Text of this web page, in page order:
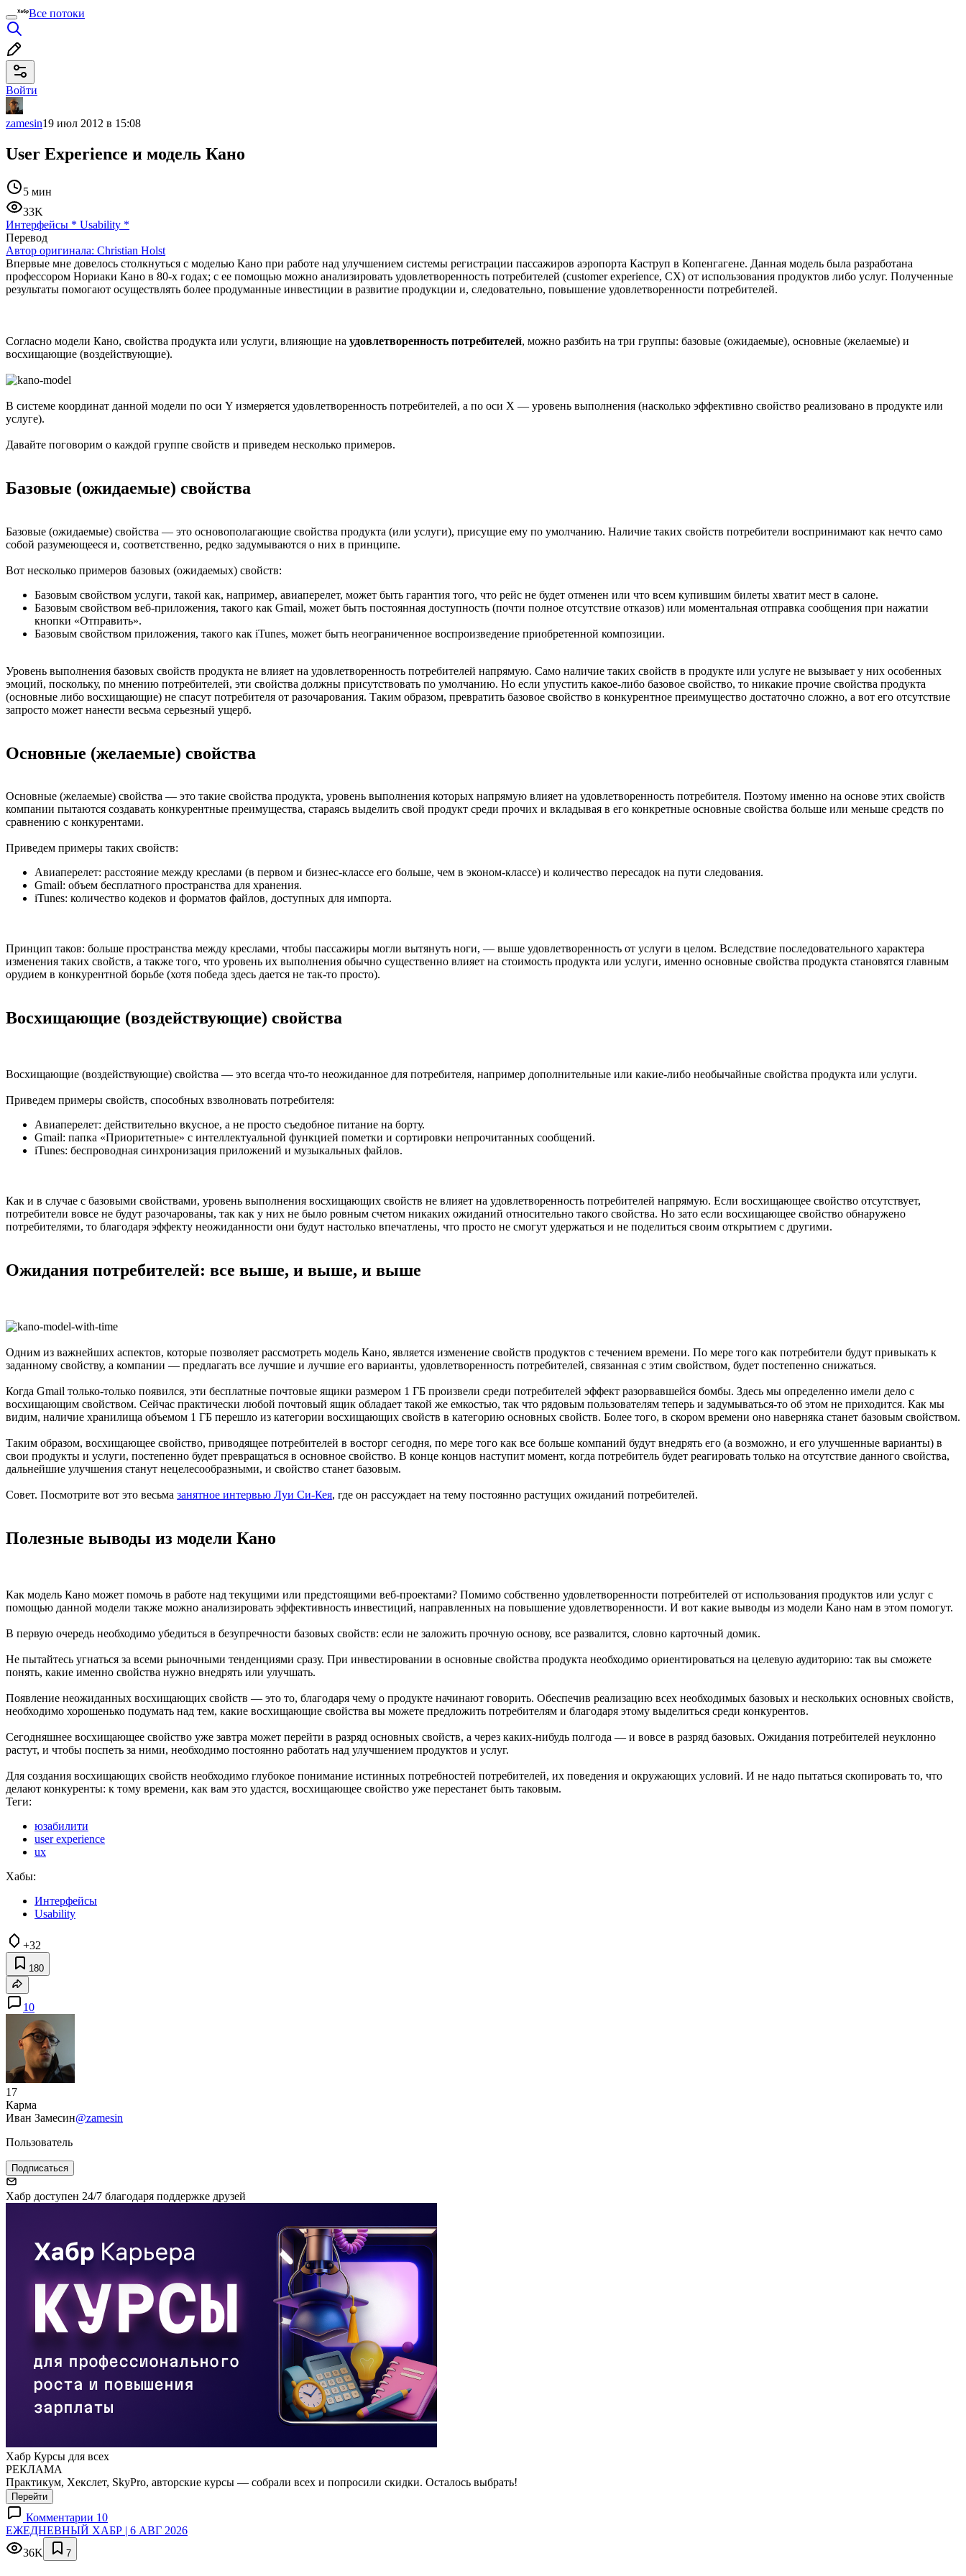
Все потоки
Войти
zamesin19 июл 2012 в 15:08
User Experience и модель Кано
5 мин
33K
Интерфейсы * Usability *
Перевод
Автор оригинала: Christian Holst
Впервые мне довелось столкнуться с моделью Кано при работе над улучшением системы регистрации пассажиров аэропорта Каструп в Копенгагене. Данная модель была разработана
профессором Нориаки Кано в 80-х годах; с ее помощью можно анализировать удовлетворенность потребителей (customer experience, CX) от использования продуктов либо услуг. Полученные
результаты помогают осуществлять более продуманные инвестиции в развитие продукции и, следовательно, повышение удовлетворенности потребителей.
Согласно модели Кано, свойства продукта или услуги, влияющие на удовлетворенность потребителей, можно разбить на три группы: базовые (ожидаемые), основные (желаемые) и
восхищающие (воздействующие).
В системе координат данной модели по оси Y измеряется удовлетворенность потребителей, а по оси Х — уровень выполнения (насколько эффективно свойство реализовано в продукте или
услуге).
Давайте поговорим о каждой группе свойств и приведем несколько примеров.
Базовые (ожидаемые) свойства
Базовые (ожидаемые) свойства — это основополагающие свойства продукта (или услуги), присущие ему по умолчанию. Наличие таких свойств потребители воспринимают как нечто само
собой разумеющееся и, соответственно, редко задумываются о них в принципе.
Вот несколько примеров базовых (ожидаемых) свойств:
Базовым свойством услуги, такой как, например, авиаперелет, может быть гарантия того, что рейс не будет отменен или что всем купившим билеты хватит мест в салоне.
Базовым свойством веб-приложения, такого как Gmail, может быть постоянная доступность (почти полное отсутствие отказов) или моментальная отправка сообщения при нажатии
кнопки «Отправить».
Базовым свойством приложения, такого как iTunes, может быть неограниченное воспроизведение приобретенной композиции.
Уровень выполнения базовых свойств продукта не влияет на удовлетворенность потребителей напрямую. Само наличие таких свойств в продукте или услуге не вызывает у них особенных
эмоций, поскольку, по мнению потребителей, эти свойства должны присутствовать по умолчанию. Но если упустить какое-либо базовое свойство, то никакие прочие свойства продукта
(основные либо восхищающие) не спасут потребителя от разочарования. Таким образом, превратить базовое свойство в конкурентное преимущество достаточно сложно, а вот его отсутствие
запросто может нанести весьма серьезный ущерб.
Основные (желаемые) свойства
Основные (желаемые) свойства — это такие свойства продукта, уровень выполнения которых напрямую влияет на удовлетворенность потребителя. Поэтому именно на основе этих свойств
компании пытаются создавать конкурентные преимущества, стараясь выделить свой продукт среди прочих и вкладывая в его конкретные основные свойства больше или меньше средств по
сравнению с конкурентами.
Приведем примеры таких свойств:
Авиаперелет: расстояние между креслами (в первом и бизнес-классе его больше, чем в эконом-классе) и количество пересадок на пути следования.
Gmail: объем бесплатного пространства для хранения.
iTunes: количество кодеков и форматов файлов, доступных для импорта.
Принцип таков: больше пространства между креслами, чтобы пассажиры могли вытянуть ноги, — выше удовлетворенность от услуги в целом. Вследствие последовательного характера
изменения таких свойств, а также того, что уровень их выполнения обычно существенно влияет на стоимость продукта или услуги, именно основные свойства продукта становятся главным
орудием в конкурентной борьбе (хотя победа здесь дается не так-то просто).
Восхищающие (воздействующие) свойства
Восхищающие (воздействующие) свойства — это всегда что-то неожиданное для потребителя, например дополнительные или какие-либо необычайные свойства продукта или услуги.
Приведем примеры свойств, способных взволновать потребителя:
Авиаперелет: действительно вкусное, а не просто съедобное питание на борту.
Gmail: папка «Приоритетные» с интеллектуальной функцией пометки и сортировки непрочитанных сообщений.
iTunes: беспроводная синхронизация приложений и музыкальных файлов.
Как и в случае с базовыми свойствами, уровень выполнения восхищающих свойств не влияет на удовлетворенность потребителей напрямую. Если восхищающее свойство отсутствует,
потребители вовсе не будут разочарованы, так как у них не было ровным счетом никаких ожиданий относительно такого свойства. Но зато если восхищающее свойство обнаружено
потребителями, то благодаря эффекту неожиданности они будут настолько впечатлены, что просто не смогут удержаться и не поделиться своим открытием с другими.
Ожидания потребителей: все выше, и выше, и выше
Одним из важнейших аспектов, которые позволяет рассмотреть модель Кано, является изменение свойств продуктов с течением времени. По мере того как потребители будут привыкать к
заданному свойству, а компании — предлагать все лучшие и лучшие его варианты, удовлетворенность потребителей, связанная с этим свойством, будет постепенно снижаться.
Когда Gmail только-только появился, эти бесплатные почтовые ящики размером 1 ГБ произвели среди потребителей эффект разорвавшейся бомбы. Здесь мы определенно имели дело с
восхищающим свойством. Сейчас практически любой почтовый ящик обладает такой же емкостью, так что рядовым пользователям теперь и задумываться-то об этом не приходится. Как мы
видим, наличие хранилища объемом 1 ГБ перешло из категории восхищающих свойств в категорию основных свойств. Более того, в скором времени оно наверняка станет базовым свойством.
Таким образом, восхищающее свойство, приводящее потребителей в восторг сегодня, по мере того как все больше компаний будут внедрять его (а возможно, и его улучшенные варианты) в
свои продукты и услуги, постепенно будет превращаться в основное свойство. В конце концов наступит момент, когда потребитель будет реагировать только на отсутствие данного свойства,
дальнейшие улучшения станут нецелесообразными, и свойство станет базовым.
Совет. Посмотрите вот это весьма занятное интервью Луи Си-Кея, где он рассуждает на тему постоянно растущих ожиданий потребителей.
Полезные выводы из модели Кано
Как модель Кано может помочь в работе над текущими или предстоящими веб-проектами? Помимо собственно удовлетворенности потребителей от использования продуктов или услуг с
помощью данной модели также можно анализировать эффективность инвестиций, направленных на повышение удовлетворенности. И вот какие выводы из модели Кано нам в этом помогут.
В первую очередь необходимо убедиться в безупречности базовых свойств: если не заложить прочную основу, все развалится, словно карточный домик.
Не пытайтесь угнаться за всеми рыночными тенденциями сразу. При инвестировании в основные свойства продукта необходимо ориентироваться на целевую аудиторию: так вы сможете
понять, какие именно свойства нужно внедрять или улучшать.
Появление неожиданных восхищающих свойств — это то, благодаря чему о продукте начинают говорить. Обеспечив реализацию всех необходимых базовых и нескольких основных свойств,
необходимо хорошенько подумать над тем, какие восхищающие свойства вы можете предложить потребителям и благодаря этому выделиться среди конкурентов.
Сегодняшнее восхищающее свойство уже завтра может перейти в разряд основных свойств, а через каких-нибудь полгода — и вовсе в разряд базовых. Ожидания потребителей неуклонно
растут, и чтобы поспеть за ними, необходимо постоянно работать над улучшением продуктов и услуг.
Для создания восхищающих свойств необходимо глубокое понимание истинных потребностей потребителей, их поведения и окружающих условий. И не надо пытаться скопировать то, что
делают конкуренты: к тому времени, как вам это удастся, восхищающее свойство уже перестанет быть таковым.
Теги:
юзабилити
user experience
ux
Хабы:
Интерфейсы
Usability
+32
180
10
17
Карма
Иван Замесин@zamesin
Пользователь
Подписаться
Хабр доступен 24/7 благодаря поддержке друзей
Хабр Курсы для всех
РЕКЛАМА
Практикум, Хекслет, SkyPro, авторские курсы — собрали всех и попросили скидки. Осталось выбрать!
Перейти
Комментарии 10
ЕЖЕДНЕВНЫЙ ХАБР | 6 АВГ 2026
36K
7